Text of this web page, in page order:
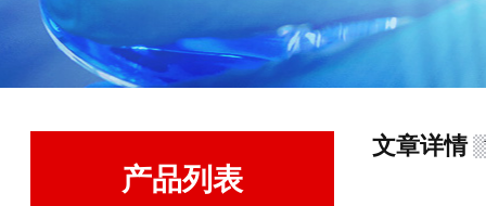
产品列表
文章详情